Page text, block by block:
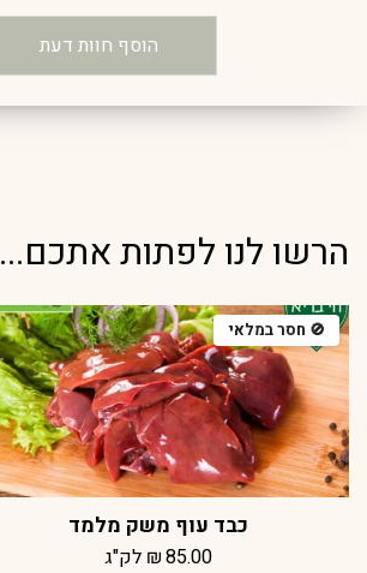
הוסף חוות דעת
הרשו לנו לפתות אתכם...
כבד עוף משק מלמד
₪85.00 לק"ג